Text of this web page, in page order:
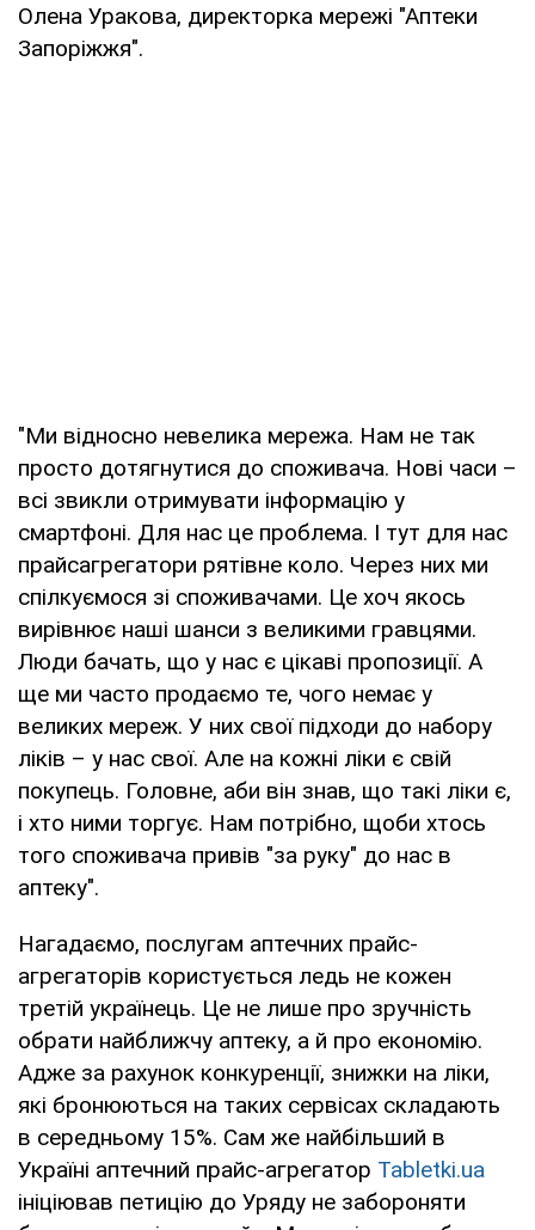
Олена Уракова, директорка мережі "Аптеки
Запоріжжя".
"Ми відносно невелика мережа. Нам не так
просто дотягнутися до споживача. Нові часи –
всі звикли отримувати інформацію у
смартфоні. Для нас це проблема. І тут для нас
прайсагрегатори рятівне коло. Через них ми
спілкуємося зі споживачами. Це хоч якось
вирівнює наші шанси з великими гравцями.
Люди бачать, що у нас є цікаві пропозиції. А
ще ми часто продаємо те, чого немає у
великих мереж. У них свої підходи до набору
ліків – у нас свої. Але на кожні ліки є свій
покупець. Головне, аби він знав, що такі ліки є,
і хто ними торгує. Нам потрібно, щоби хтось
того споживача привів "за руку" до нас в
аптеку".
Нагадаємо, послугам аптечних прайс-
агрегаторів користується ледь не кожен
третій українець. Це не лише про зручність
обрати найближчу аптеку, а й про економію.
Адже за рахунок конкуренції, знижки на ліки,
які бронюються на таких сервісах складають
в середньому 15%. Сам же найбільший в
Україні аптечний прайс-агрегатор Tabletki.ua
ініціював петицію до Уряду не забороняти